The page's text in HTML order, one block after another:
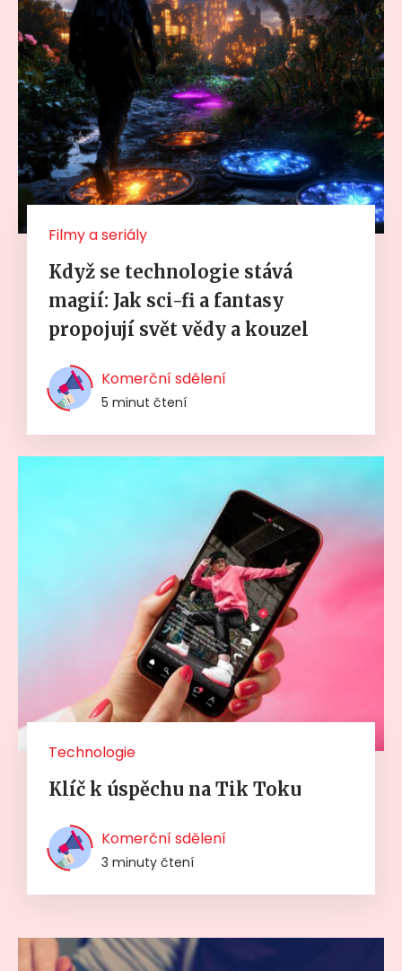
Filmy a seriály
Když se technologie stává
magií: Jak sci-fi a fantasy
propojují svět vědy a kouzel
Komerční sdělení
5 minut čtení
Technologie
Klíč k úspěchu na Tik Toku
Komerční sdělení
3 minuty čtení